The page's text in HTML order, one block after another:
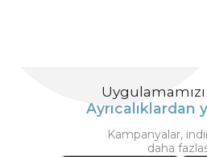
Ayrıcalıklardan
Kampanyalar,
daha